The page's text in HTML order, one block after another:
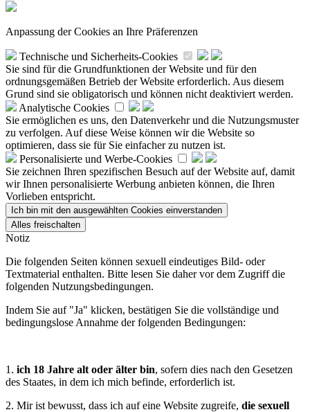
Anpassung der Cookies an Ihre Präferenzen
Technische und Sicherheits-Cookies
Sie sind für die Grundfunktionen der Website und für den
ordnungsgemäßen Betrieb der Website erforderlich. Aus diesem
Grund sind sie obligatorisch und können nicht deaktiviert werden.
Analytische Cookies
Sie ermöglichen es uns, den Datenverkehr und die Nutzungsmuster
zu verfolgen. Auf diese Weise können wir die Website so
optimieren, dass sie für Sie einfacher zu nutzen ist.
Personalisierte und Werbe-Cookies
Sie zeichnen Ihren spezifischen Besuch auf der Website auf, damit
wir Ihnen personalisierte Werbung anbieten können, die Ihren
Vorlieben entspricht.
Notiz
Die folgenden Seiten können sexuell eindeutiges Bild- oder
Textmaterial enthalten. Bitte lesen Sie daher vor dem Zugriff die
folgenden Nutzungsbedingungen.
Indem Sie auf "Ja" klicken, bestätigen Sie die vollständige und
bedingungslose Annahme der folgenden Bedingungen:
1. ich 18 Jahre alt oder älter bin, sofern dies nach den Gesetzen
des Staates, in dem ich mich befinde, erforderlich ist.
2. Mir ist bewusst, dass ich auf eine Website zugreife, die sexuell